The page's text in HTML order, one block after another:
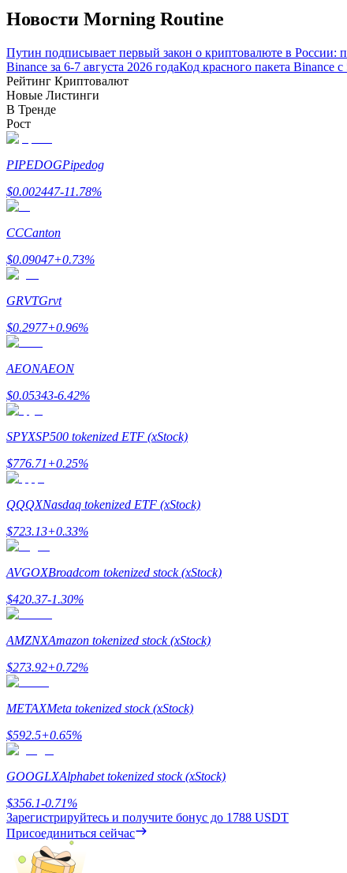
Гид
Руководство для начинающих по фьючерсам
Торговые стратегии
Узнайте, как оставаться прибыльным
Заработок
Стейкинг
Высокая прибыль и мгновенный доступ
Новости Morning Routine
Путин подписывает первый закон о криптовалюте в России:
Binance за 6-7 августа 2026 годаКод красного пакета Binance
Рейтинг Криптовалют
Новые Листинги
В Тренде
Рост
PIPEDOGPipedog
$0.002447-11.78%
CCCanton
$0.09047+0.73%
GRVTGrvt
$0.2977+0.96%
AEONAEON
$0.05343-6.42%
SPYXSP500 tokenized ETF (xStock)
$776.71+0.25%
QQQXNasdaq tokenized ETF (xStock)
$723.13+0.33%
AVGOXBroadcom tokenized stock (xStock)
$420.37-1.30%
AMZNXAmazon tokenized stock (xStock)
$273.92+0.72%
METAXMeta tokenized stock (xStock)
$592.5+0.65%
GOOGLXAlphabet tokenized stock (xStock)
$356.1-0.71%
Зарегистрируйтесь и получите бонус до 1788 USDT
Присоединиться сейчас